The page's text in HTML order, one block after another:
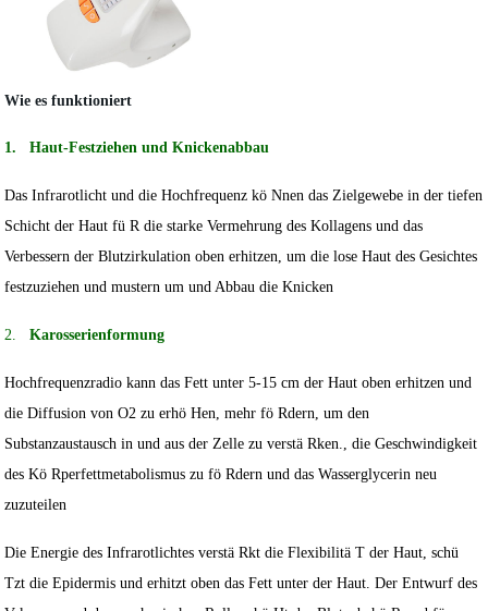
Wie es funktioniert
1.Haut-Festziehen und Knickenabbau
Das Infrarotlicht und die Hochfrequenz kö Nnen das Zielgewebe in der tiefen
Schicht der Haut fü R die starke Vermehrung des Kollagens und das
Verbessern der Blutzirkulation oben erhitzen, um die lose Haut des Gesichtes
festzuziehen und mustern um und Abbau die Knicken
2.Karosserienformung
Hochfrequenzradio kann das Fett unter 5-15 cm der Haut oben erhitzen und
die Diffusion von O2 zu erhö Hen, mehr fö Rdern, um den
Substanzaustausch in und aus der Zelle zu verstä Rken., die Geschwindigkeit
des Kö Rperfettmetabolismus zu fö Rdern und das Wasserglycerin neu
zuzuteilen
Die Energie des Infrarotlichtes verstä Rkt die Flexibilitä T der Haut, schü
Tzt die Epidermis und erhitzt oben das Fett unter der Haut. Der Entwurf des